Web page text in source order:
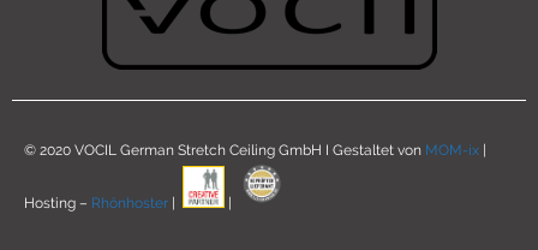
© 2020 VOCIL German Stretch Ceiling GmbH I Gestaltet von MOM-ix
Hosting – Rhönhoster